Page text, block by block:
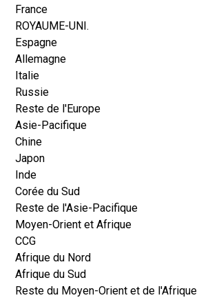
France
ROYAUME-UNI.
Espagne
Allemagne
Italie
Russie
Reste de l'Europe
Asie-Pacifique
Chine
Japon
Inde
Corée du Sud
Reste de l'Asie-Pacifique
Moyen-Orient et Afrique
CCG
Afrique du Nord
Afrique du Sud
Reste du Moyen-Orient et de l'Afrique